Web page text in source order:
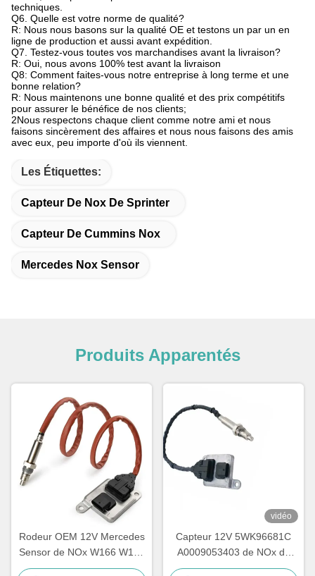
techniques.
Q6. Quelle est votre norme de qualité?
R: Nous nous basons sur la qualité OE et testons un par un en
ligne de production et aussi avant expédition.
Q7. Testez-vous toutes vos marchandises avant la livraison?
R: Oui, nous avons 100% test avant la livraison
Q8: Comment faites-vous notre entreprise à long terme et une
bonne relation?
R: Nous maintenons une bonne qualité et des prix compétitifs
pour assurer le bénéfice de nos clients;
2Nous respectons chaque client comme notre ami et nous
faisons sincèrement des affaires et nous nous faisons des amis
avec eux, peu importe d'où ils viennent.
Les Étiquettes:
Capteur De Nox De Sprinter
Capteur De Cummins Nox
Mercedes Nox Sensor
Produits Apparentés
Rodeur OEM 12V Mercedes
Sensor de NOx W166 W172
W205 W221 W212 C300
vidéo
Capteur 12V 5WK96681C
A0009053403 de NOx de
voiture de Mercedes E400